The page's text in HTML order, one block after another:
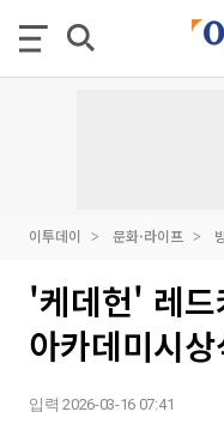
이투데이 문화·라이프
'케데헌' 레
아카데미시
입력 2026-03-16 07:41